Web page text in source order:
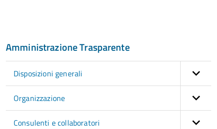
Amministrazione Trasparente
Disposizioni generali
Organizzazione
Consulenti e collaboratori